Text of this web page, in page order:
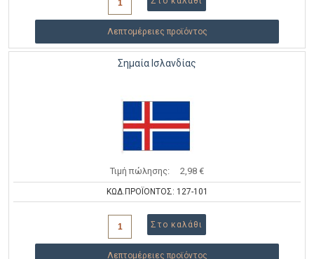
Λεπτομέρειες προϊόντος
Σημαία Ισλανδίας
Τιμή πώλησης: 2,98 €
ΚΩΔ.ΠΡΟΪΟΝΤΟΣ: 127-101
Λεπτομέρειες προϊόντος